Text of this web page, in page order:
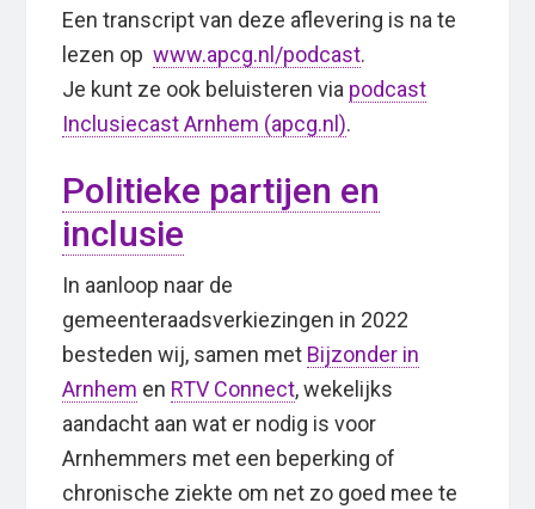
Een transcript van deze aflevering is na te
lezen opwww.apcg.nl/podcast.
Je kunt ze ook beluisteren via podcast
Inclusiecast Arnhem (apcg.nl).
Politieke partijen en
inclusie
In aanloop naar de
gemeenteraadsverkiezingen in 2022
besteden wij, samen met Bijzonder in
Arnhem en RTV Connect, wekelijks
aandacht aan wat er nodig is voor
Arnhemmers met een beperking of
chronische ziekte om net zo goed mee te